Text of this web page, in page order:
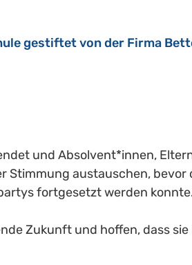
gestiftet von der Firma
und Absolvent*innen,
Stimmung austauschen, bevor
fortgesetzt werden
Zukunft und hoffen, dass sie